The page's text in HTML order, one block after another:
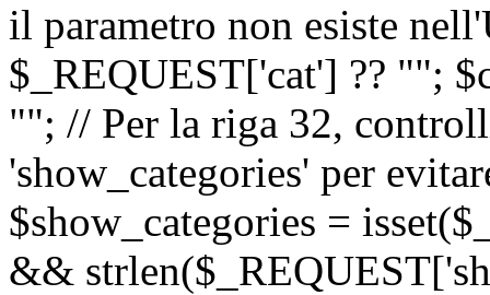
il parametro non esiste
$_REQUEST['cat'] ?? "";
""; // Per la riga 32,
'show_categories' per
$show_categories =
&&